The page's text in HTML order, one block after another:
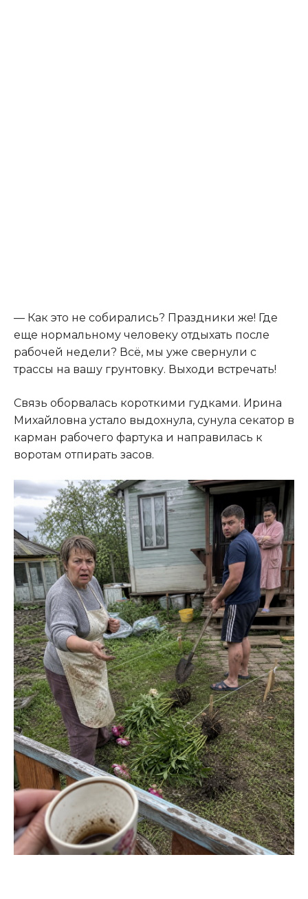
— Как это не собирались? Праздники же! Где
еще нормальному человеку отдыхать после
рабочей недели? Всё, мы уже свернули с
трассы на вашу грунтовку. Выходи встречать!
Связь оборвалась короткими гудками. Ирина
Михайловна устало выдохнула, сунула секатор в
карман рабочего фартука и направилась к
воротам отпирать засов.